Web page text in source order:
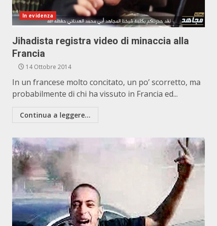
In evidenza
Jihadista registra video di minaccia alla
Francia
14 Ottobre 2014
In un francese molto concitato, un po’ scorretto, ma
probabilmente di chi ha vissuto in Francia ed...
Continua a leggere...